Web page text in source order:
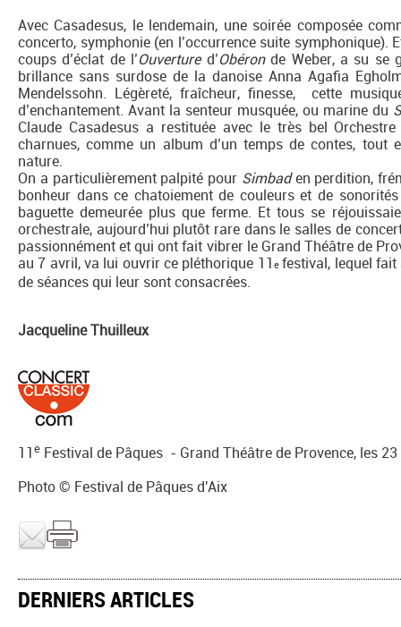
Avec Casadesus, le lendemain, une soirée composée
concerto, symphonie (en l’occurrence suite symphonique).
coups d’éclat de l’Ouvertured’Obéronde Weber, a su se
brillance sans surdose de la danoise Anna Agafia
Mendelssohn. Légèreté, fraîcheur, finesse, cette
d’enchantement. Avant la senteur musquée, ou marine du
Claude Casadesus a restituée avec le très bel
charnues, comme un album d’un temps de contes, tout
nature.
On a particulièrement palpité pour Simbaden perdition,
bonheur dans ce chatoiement de couleurs et de
baguette demeurée plus que ferme. Et tous se
orchestrale, aujourd’hui plutôt rare dans le salles de
passionnément et qui ont fait vibrer le Grand Théâtre de
au 7 avril, va lui ouvrir ce pléthorique 11 efestival, lequel
de séances qui leur sont consacrées.
Jacqueline Thuilleux
11e Festival de Pâques - Grand Théâtre de Provence, les
Photo © Festival de Pâques d'Aix
DERNIERS ARTICLES